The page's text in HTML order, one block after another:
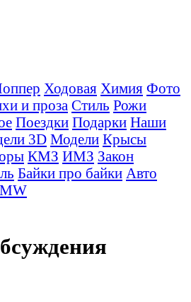
Ходовая Химия Фото
и проза Стиль Рожи
Поездки Подарки Наши
3D Модели Крысы
КМЗ ИМЗ Закон
Байки про байки Авто